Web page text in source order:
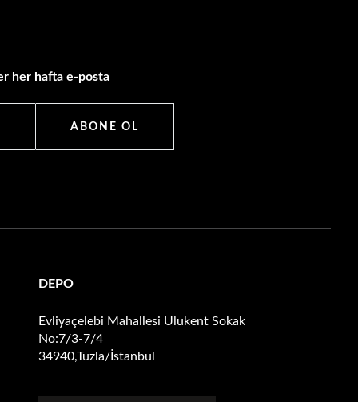
her hafta e-posta
ABONE OL
DEPO
Evliyaçelebi Mahallesi Ulukent Sokak
No:7/3-7/4
34940,Tuzla/İstanbul